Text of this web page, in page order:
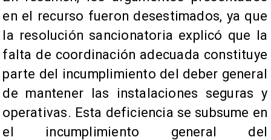
en el recurso fueron desestimados, ya que
la resolución sancionatoria explicó que la
falta de coordinación adecuada constituye
parte del incumplimiento del deber general
de mantener las instalaciones seguras y
operativas. Esta deficiencia se subsume en
el incumplimiento general del